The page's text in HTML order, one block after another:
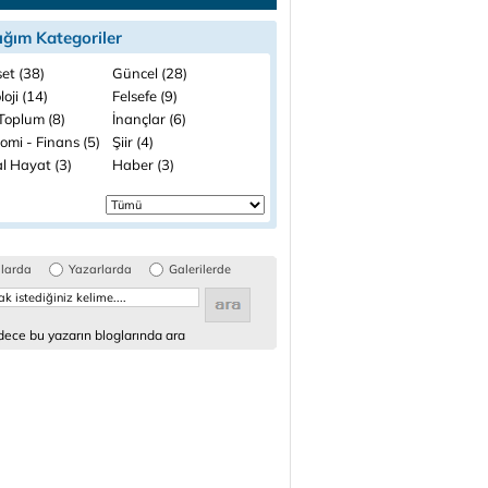
Kategoriler
(38)
Güncel (28)
(14)
Felsefe (9)
(8)
İnançlar (6)
- Finans (5)
Şiir (4)
Hayat (3)
Haber (3)
Yazarlarda Galerilerde
bu yazarın bloglarında ara